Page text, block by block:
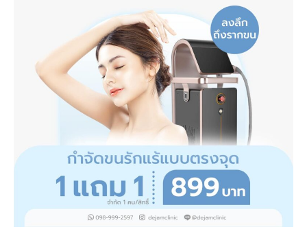
@dejamclinic